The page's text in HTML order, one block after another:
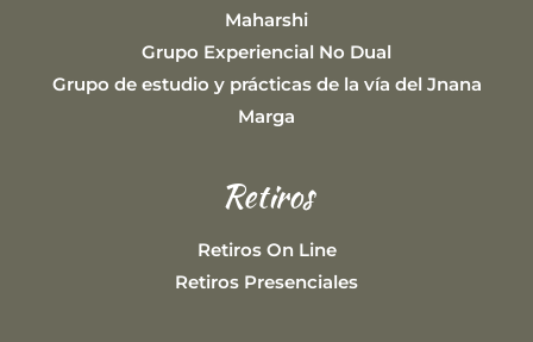
Maharshi
Grupo Experiencial No Dual
Grupo de estudio y prácticas de la vía del Jnana
Marga
Retiros
Retiros On Line
Retiros Presenciales